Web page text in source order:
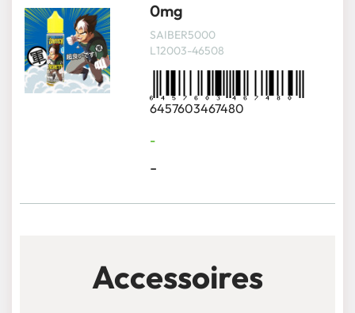
0mg
SAIBER5000
L12003-46508
6457603467480
-
-
Accessoires